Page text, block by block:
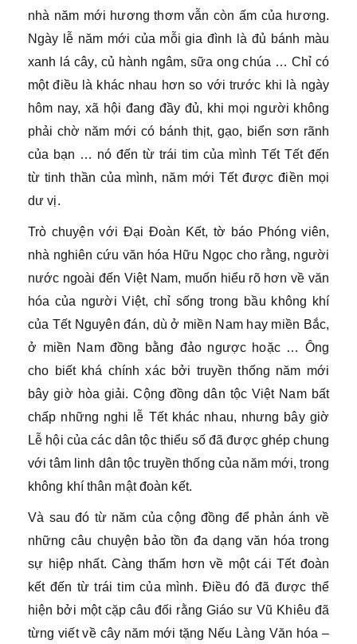
nhà năm mới hương thơm vẫn còn ấm của hương.
Ngày lễ năm mới của mỗi gia đình là đủ bánh màu
xanh lá cây, củ hành ngâm, sữa ong chúa … Chỉ có
một điều là khác nhau hơn so với trước khi là ngày
hôm nay, xã hội đang đầy đủ, khi mọi người không
phải chờ năm mới có bánh thịt, gạo, biển sơn rãnh
của bạn … nó đến từ trái tim của mình Tết Tết đến
từ tinh thần của mình, năm mới Tết được điền mọi
dư vị.
Trò chuyện với Đại Đoàn Kết, tờ báo Phóng viên,
nhà nghiên cứu văn hóa Hữu Ngọc cho rằng, người
nước ngoài đến Việt Nam, muốn hiểu rõ hơn về văn
hóa của người Việt, chỉ sống trong bầu không khí
của Tết Nguyên đán, dù ở miền Nam hay miền Bắc,
ở miền Nam đồng bằng đảo ngược hoặc … Ông
cho biết khá chính xác bởi truyền thống năm mới
bây giờ hòa giải. Cộng đồng dân tộc Việt Nam bất
chấp những nghi lễ Tết khác nhau, nhưng bây giờ
Lễ hội của các dân tộc thiểu số đã được ghép chung
với tâm linh dân tộc truyền thống của năm mới, trong
không khí thân mật đoàn kết.
Và sau đó từ năm của cộng đồng để phản ánh về
những câu chuyện bảo tồn đa dạng văn hóa trong
sự hiệp nhất. Càng thấm hơn về một cái Tết đoàn
kết đến từ trái tim của mình. Điều đó đã được thể
hiện bởi một cặp câu đối rằng Giáo sư Vũ Khiêu đã
từng viết về cây năm mới tặng Nếu Làng Văn hóa –